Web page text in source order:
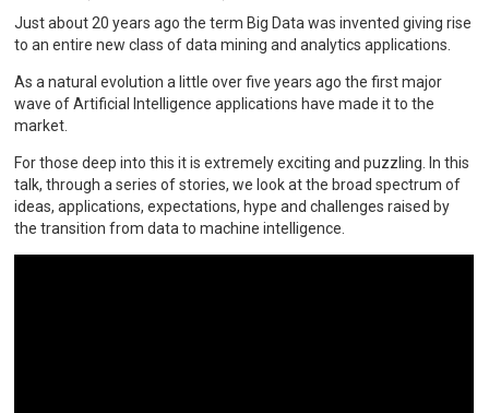
Just about 20 years ago the term Big Data was invented giving rise
to an entire new class of data mining and analytics applications.
As a natural evolution a little over five years ago the first major
wave of Artificial Intelligence applications have made it to the
market.
For those deep into this it is extremely exciting and puzzling. In this
talk, through a series of stories, we look at the broad spectrum of
ideas, applications, expectations, hype and challenges raised by
the transition from data to machine intelligence.